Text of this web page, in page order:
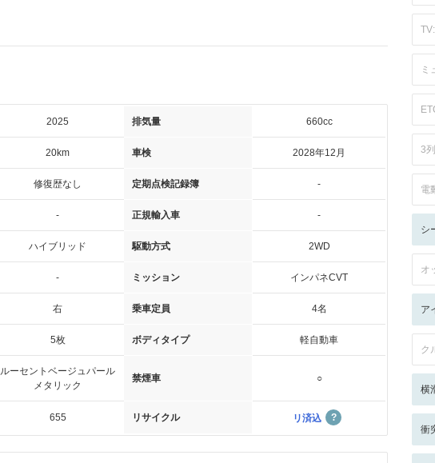
2025 排気量 660cc
20km 車検 2028年12月
修復歴なし 定期点検記録簿 -
- 正規輸入車 -
ハイブリッド 駆動方式 2WD
- ミッション インパネCVT
右 乗車定員 4名
5枚 ボディタイプ 軽自動車
ルーセントベージュパール
メタリック
禁煙車 ○
655 リサイクル リ済込
ミ
3
電
シ
オ
ア
ク
横
衝